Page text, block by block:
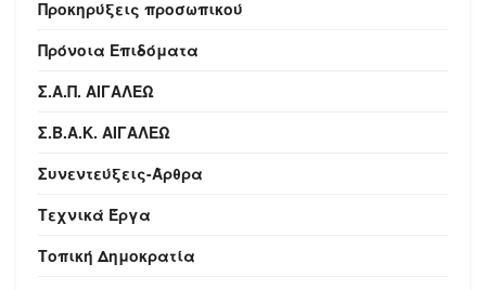
Προκηρύξεις προσωπικού
Πρόνοια Επιδόματα
Σ.Α.Π. ΑΙΓΑΛΕΩ
Σ.Β.Α.Κ. ΑΙΓΑΛΕΩ
Συνεντεύξεις-Άρθρα
Τεχνικά Έργα
Τοπική Δημοκρατία